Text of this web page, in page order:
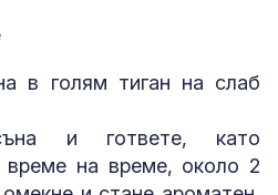
в голям тиган на слаб
и гответе, като
време на време, около 2